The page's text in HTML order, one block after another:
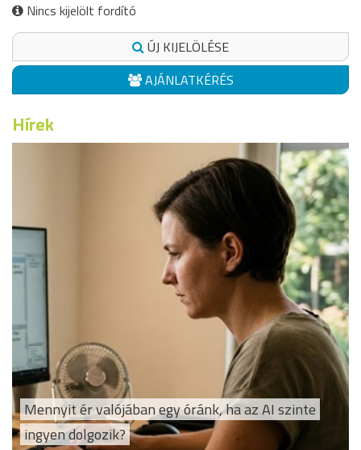
Nincs kijelölt fordító
ÚJ KIJELÖLÉSE
AJÁNLATKÉRÉS
Hírek
Mennyit ér valójában egy óránk, ha az AI szinte
ingyen dolgozik?